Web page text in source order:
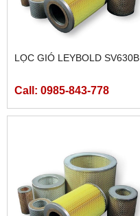
LỌC GIÓ LEYBOLD SV630B
Call: 0985-843-778